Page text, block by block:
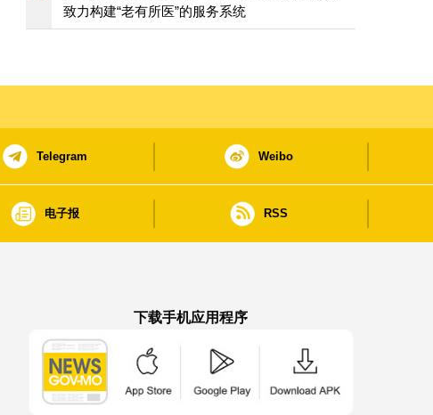
致力构建“老有所医”的服务系统
Telegram Weibo
电子报 RSS
下载手机应用程序